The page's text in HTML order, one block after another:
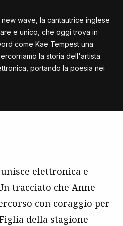
wave, la cantautrice inglese
e unico, che oggi trova in
come Kae Tempest una
la storia dell'artista
portando la poesia nei
unisce elettronica e
tracciato che Anne
con coraggio per
della stagione